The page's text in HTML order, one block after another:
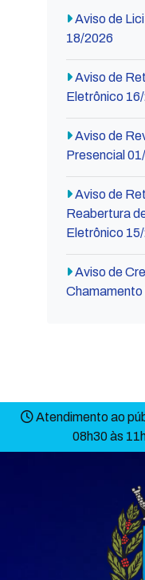
Aviso de
18/2026
Aviso de
Eletrônico
Aviso de
Presencial
Aviso de
Reabertura
Eletrônico
Aviso de
Atendimento ao
08h30 às